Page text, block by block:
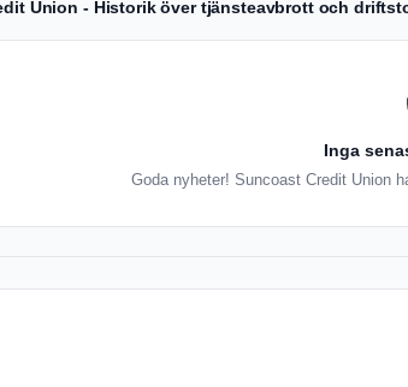
Union - Historik över tjänsteavbrott och
Inga
Goda nyheter! Suncoast Credit Union